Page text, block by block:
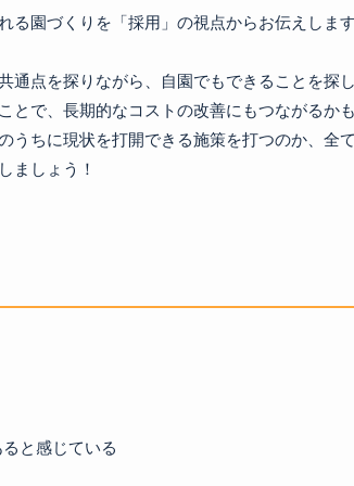
園づくりを「採用」の視点からお伝えします
点を探りながら、自園でもできることを探し
で、長期的なコストの改善にもつながるかも
ちに現状を打開できる施策を打つのか、全
と感じている